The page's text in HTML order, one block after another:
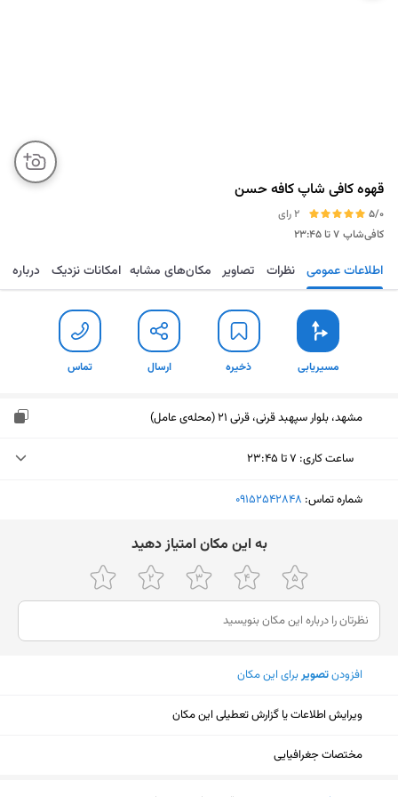
قهوه کافی شاپ کافه حسن
5/0
2 رای
کافی‌شاپ ۷ تا ۲۳:۴۵
مسیریابی ذخیره ارسال تماس اطلاعات عمومی نظرات تصاویر مکان‌های مشابه امکانات نزدیک درباره
مسیریابی ذخیره ارسال تماس
مشهد، بلوار سپهبد قرنی، قرنی 21 (محله‌ی عامل)
ساعت کاری: ۷ تا ۲۳:۴۵
شنبه (امروز)
سه‌شنبه
۷ تا ۲۳:۴۵
چهارشنبه
۷ تا ۲۳:۴۵
پنجشنبه
جمعه
شماره تماس: ‎09152542848
ﺑﻪ اﯾﻦ ﻣﮑﺎن اﻣﺘﯿﺎز دﻫﯿﺪ
افزودنتصویربرای این مکان
ویرایش اطلاعات یا گزارش تعطیلی این مکان
مختصات جغرافیایی